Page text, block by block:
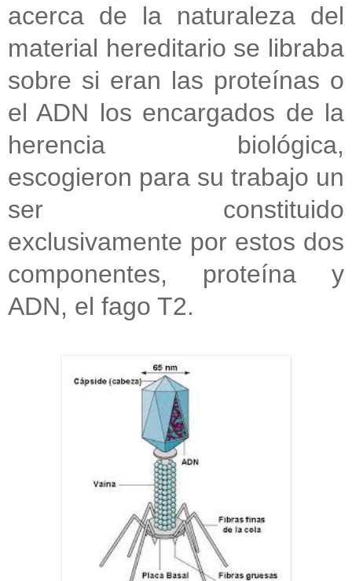
acerca de la naturaleza del
material hereditario se libraba
sobre si eran las proteínas o
el ADN los encargados de la
herencia biológica,
escogieron para su trabajo un
ser constituido
exclusivamente por estos dos
componentes, proteína y
ADN, el fago T2.